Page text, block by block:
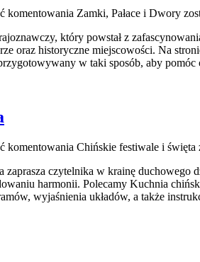
komentowania Zamki, Pałace i Dwory
który powstał z
oraz historyczne miejscowości. Na
w taki sposób, aby
komentowania Chińskie festiwale i święta
zaprasza czytelnika w krainę
harmonii. Polecamy Kuchnia
wyjaśnienia układów, a także